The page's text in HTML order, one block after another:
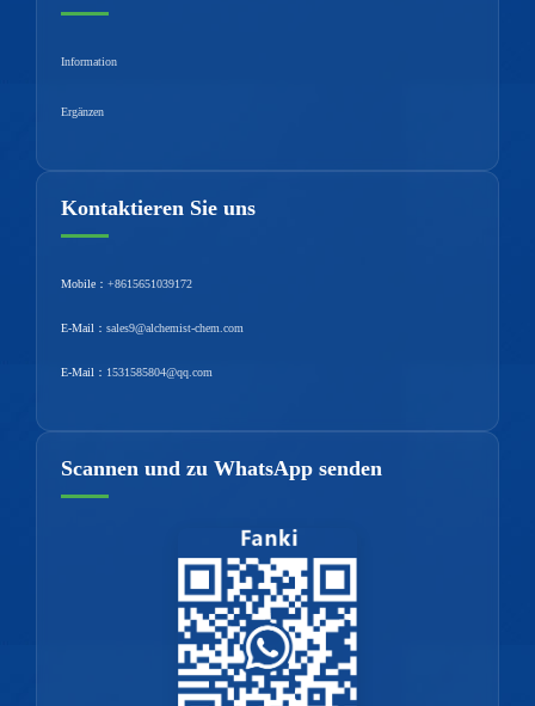
Information
Ergänzen
Kontaktieren Sie uns
Mobile： +8615651039172
E-Mail： sales9@alchemist-chem.com
E-Mail： 1531585804@qq.com
Scannen und zu WhatsApp senden